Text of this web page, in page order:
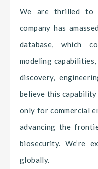
We are thrilled to
company has
database, which
modeling
discovery,
believe this
only for commercial
advancing the
biosecurity. We’re
globally.